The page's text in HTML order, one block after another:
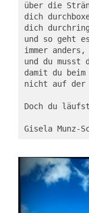
über die
dich
dich
und so geht
immer anders,
und du musst
damit du
nicht auf der
Doch du
Gisela Munz-